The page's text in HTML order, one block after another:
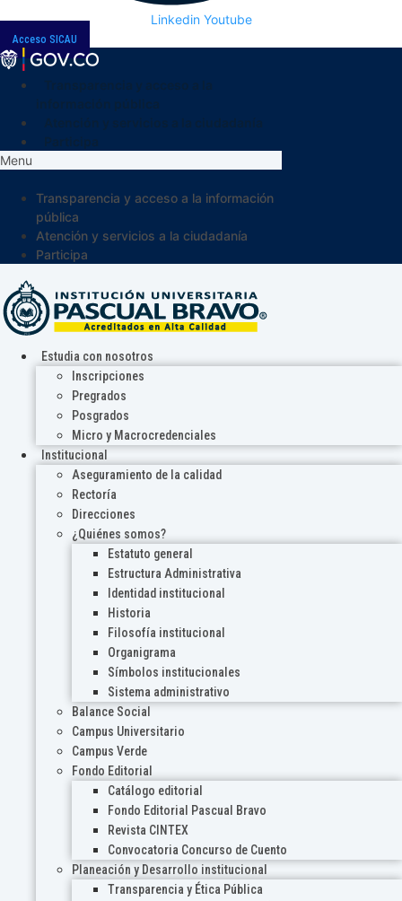
Linkedin Youtube
Acceso SICAU
Menu
Transparencia y acceso a la información
pública
Atención y servicios a la ciudadanía
Participa
Estudia con nosotros
Inscripciones
Pregrados
Posgrados
Micro y Macrocredenciales
Institucional
Aseguramiento de la calidad
Rectoría
Direcciones
¿Quiénes somos?
Estatuto general
Estructura Administrativa
Identidad institucional
Historia
Filosofía institucional
Organigrama
Símbolos institucionales
Sistema administrativo
Balance Social
Campus Universitario
Campus Verde
Fondo Editorial
Catálogo editorial
Fondo Editorial Pascual Bravo
Revista CINTEX
Convocatoria Concurso de Cuento
Planeación y Desarrollo institucional
Transparencia y Ética Pública